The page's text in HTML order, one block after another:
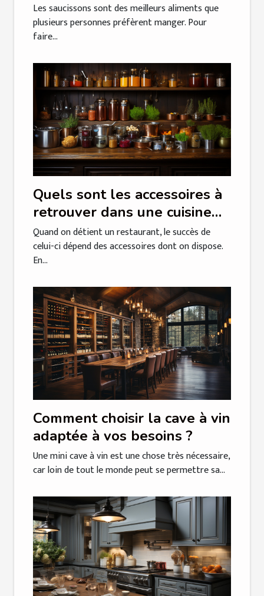
Les saucissons sont des meilleurs aliments que
plusieurs personnes préfèrent manger. Pour
faire...
Quels sont les accessoires à
retrouver dans une cuisine
professionnelle?
Quand on détient un restaurant, le succès de
celui-ci dépend des accessoires dont on dispose.
En...
Comment choisir la cave à vin
adaptée à vos besoins ?
Une mini cave à vin est une chose très nécessaire,
car loin de tout le monde peut se permettre sa...